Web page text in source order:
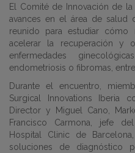
El Comité de Innovación de
avances en el área de salud
reunido para estudiar cómo
acelerar la recuperación y
enfermedades
endometriosis o fibromas, entre
Durante el encuentro,
Surgical Innovations Iberia
Director y Miguel Cano,
Francisco Carmona, jefe
Hospital Clinic de
soluciones de diagnóstico